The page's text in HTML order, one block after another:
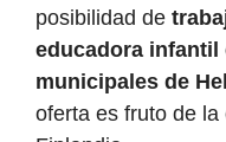
posibilidad de
educadora infantil
municipales de
oferta es fruto de